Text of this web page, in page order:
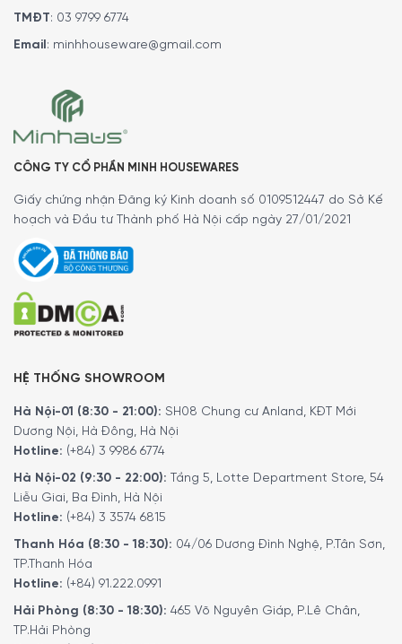
TMĐT: 03 9799 6774
Email : minhhouseware@gmail.com
CÔNG TY CỔ PHẦN MINH HOUSEWARES
Giấy chứng nhận Đăng ký Kinh doanh số 0109512447 do Sở Kế
hoạch và Đầu tư Thành phố Hà Nội cấp ngày 27/01/2021
HỆ THỐNG SHOWROOM
Hà Nội-01 (8:30 - 21:00): SH08 Chung cư Anland, KĐT Mới
Dương Nội, Hà Đông, Hà Nội
Hotline: (+84) 3 9986 6774
Hà Nội-02 (9:30 - 22:00): Tầng 5, Lotte Department Store, 54
Liễu Giai, Ba Đình, Hà Nội
Hotline: (+84) 3 3574 6815
Thanh Hóa (8:30 - 18:30): 04/06 Dương Đình Nghệ, P.Tân Sơn,
TP.Thanh Hóa
Hotline: (+84) 91.222.0991
Hải Phòng (8:30 - 18:30): 465 Võ Nguyên Giáp, P.Lê Chân,
TP.Hải Phòng